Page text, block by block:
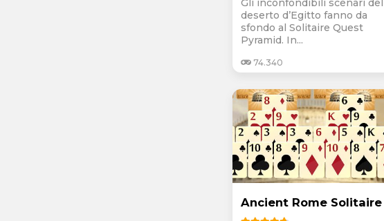
deserto d’Egitto fanno da
sfondo al Solitaire Quest
Pyramid. In...
74.340
Ancient Rome Solitaire